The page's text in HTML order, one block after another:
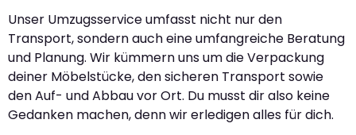
Unser Umzugsservice umfasst nicht nur den
Transport, sondern auch eine umfangreiche Beratung
und Planung. Wir kümmern uns um die Verpackung
deiner Möbelstücke, den sicheren Transport sowie
den Auf- und Abbau vor Ort. Du musst dir also keine
Gedanken machen, denn wir erledigen alles für dich.